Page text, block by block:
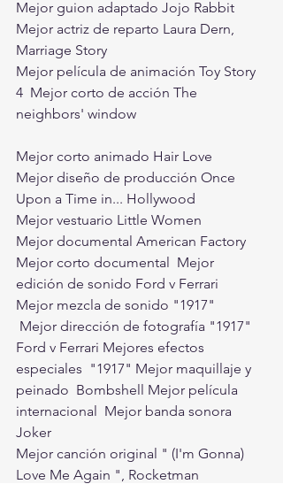
Mejor guion adaptado Jojo Rabbit
Mejor actriz de reparto Laura Dern,
Marriage Story
Mejor película de animación Toy Story
4  Mejor corto de acción The
neighbors' window
Mejor corto animado Hair Love
Mejor diseño de producción Once
Upon a Time in... Hollywood
Mejor vestuario Little Women
Mejor documental American Factory
Mejor corto documental  Mejor
edición de sonido Ford v Ferrari
Mejor mezcla de sonido "1917"
Ford v Ferrari Mejores efectos
especiales  "1917" Mejor maquillaje y
peinado  Bombshell Mejor película
internacional  Mejor banda sonora
Joker
Mejor canción original " (I'm Gonna)
Love Me Again ", Rocketman